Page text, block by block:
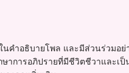
คำอธิบายโพล และมีส่วนร่วมอย่
ษาการอภิปรายที่มีชีวิตชีวาและ